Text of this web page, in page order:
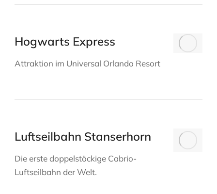
Hogwarts Express
Attraktion im Universal Orlando Resort
Luftseilbahn Stanserhorn
Die erste doppelstöckige Cabrio-
Luftseilbahn der Welt.